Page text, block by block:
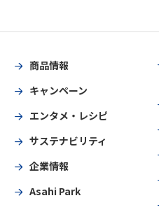
商品情報
キャンペーン
エンタメ・レシピ
サステナビリティ
企業情報
Asahi Park